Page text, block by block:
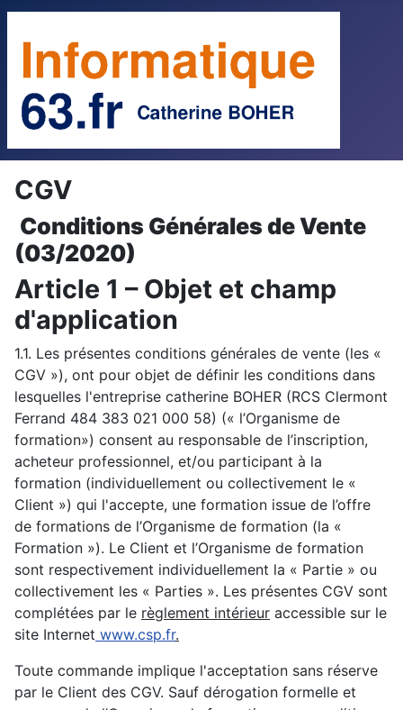
CGV
Conditions Générales de Vente
(03/2020)
Article 1 – Objet et champ
d'application
1.1. Les présentes conditions générales de vente (les «
CGV »), ont pour objet de définir les conditions dans
lesquelles l'entreprise catherine BOHER (RCS Clermont
Ferrand 484 383 021 000 58) (« l’Organisme de
formation») consent au responsable de l’inscription,
acheteur professionnel, et/ou participant à la
formation (individuellement ou collectivement le «
Client ») qui l'accepte, une formation issue de l’offre
de formations de l’Organisme de formation (la «
Formation »). Le Client et l’Organisme de formation
sont respectivement individuellement la « Partie » ou
collectivement les « Parties ». Les présentes CGV sont
complétées par le règlement intérieur accessible sur le
site Internet www.csp.fr.
Toute commande implique l'acceptation sans réserve
par le Client des CGV. Sauf dérogation formelle et